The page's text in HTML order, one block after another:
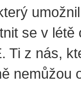
se v létě
Ti z nás,
nemůžou